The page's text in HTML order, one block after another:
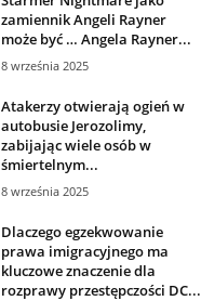
zamiennik Angeli Rayner
może być … Angela Rayner...
8 września 2025
Atakerzy otwierają ogień w
autobusie Jerozolimy,
zabijając wiele osób w
śmiertelnym...
8 września 2025
Dlaczego egzekwowanie
prawa imigracyjnego ma
kluczowe znaczenie dla
rozprawy przestępczości DC...